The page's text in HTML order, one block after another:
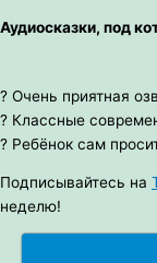
Аудиосказки, под
? Очень приятная
? Классные
? Ребёнок сам
Подписывайтесь на
неделю!